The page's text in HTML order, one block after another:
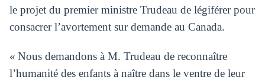
le projet du premier ministre Trudeau de légiférer pour
consacrer l’avortement sur demande au Canada.
« Nous demandons à M. Trudeau de reconnaître
l’humanité des enfants à naître dans le ventre de leur